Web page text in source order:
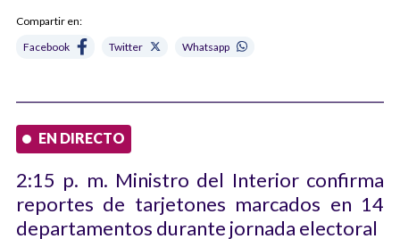
Compartir en:
Facebook
Twitter Whatsapp
EN DIRECTO
2:15 p. m. Ministro del Interior confirma
reportes de tarjetones marcados en 14
departamentos durante jornada electoral